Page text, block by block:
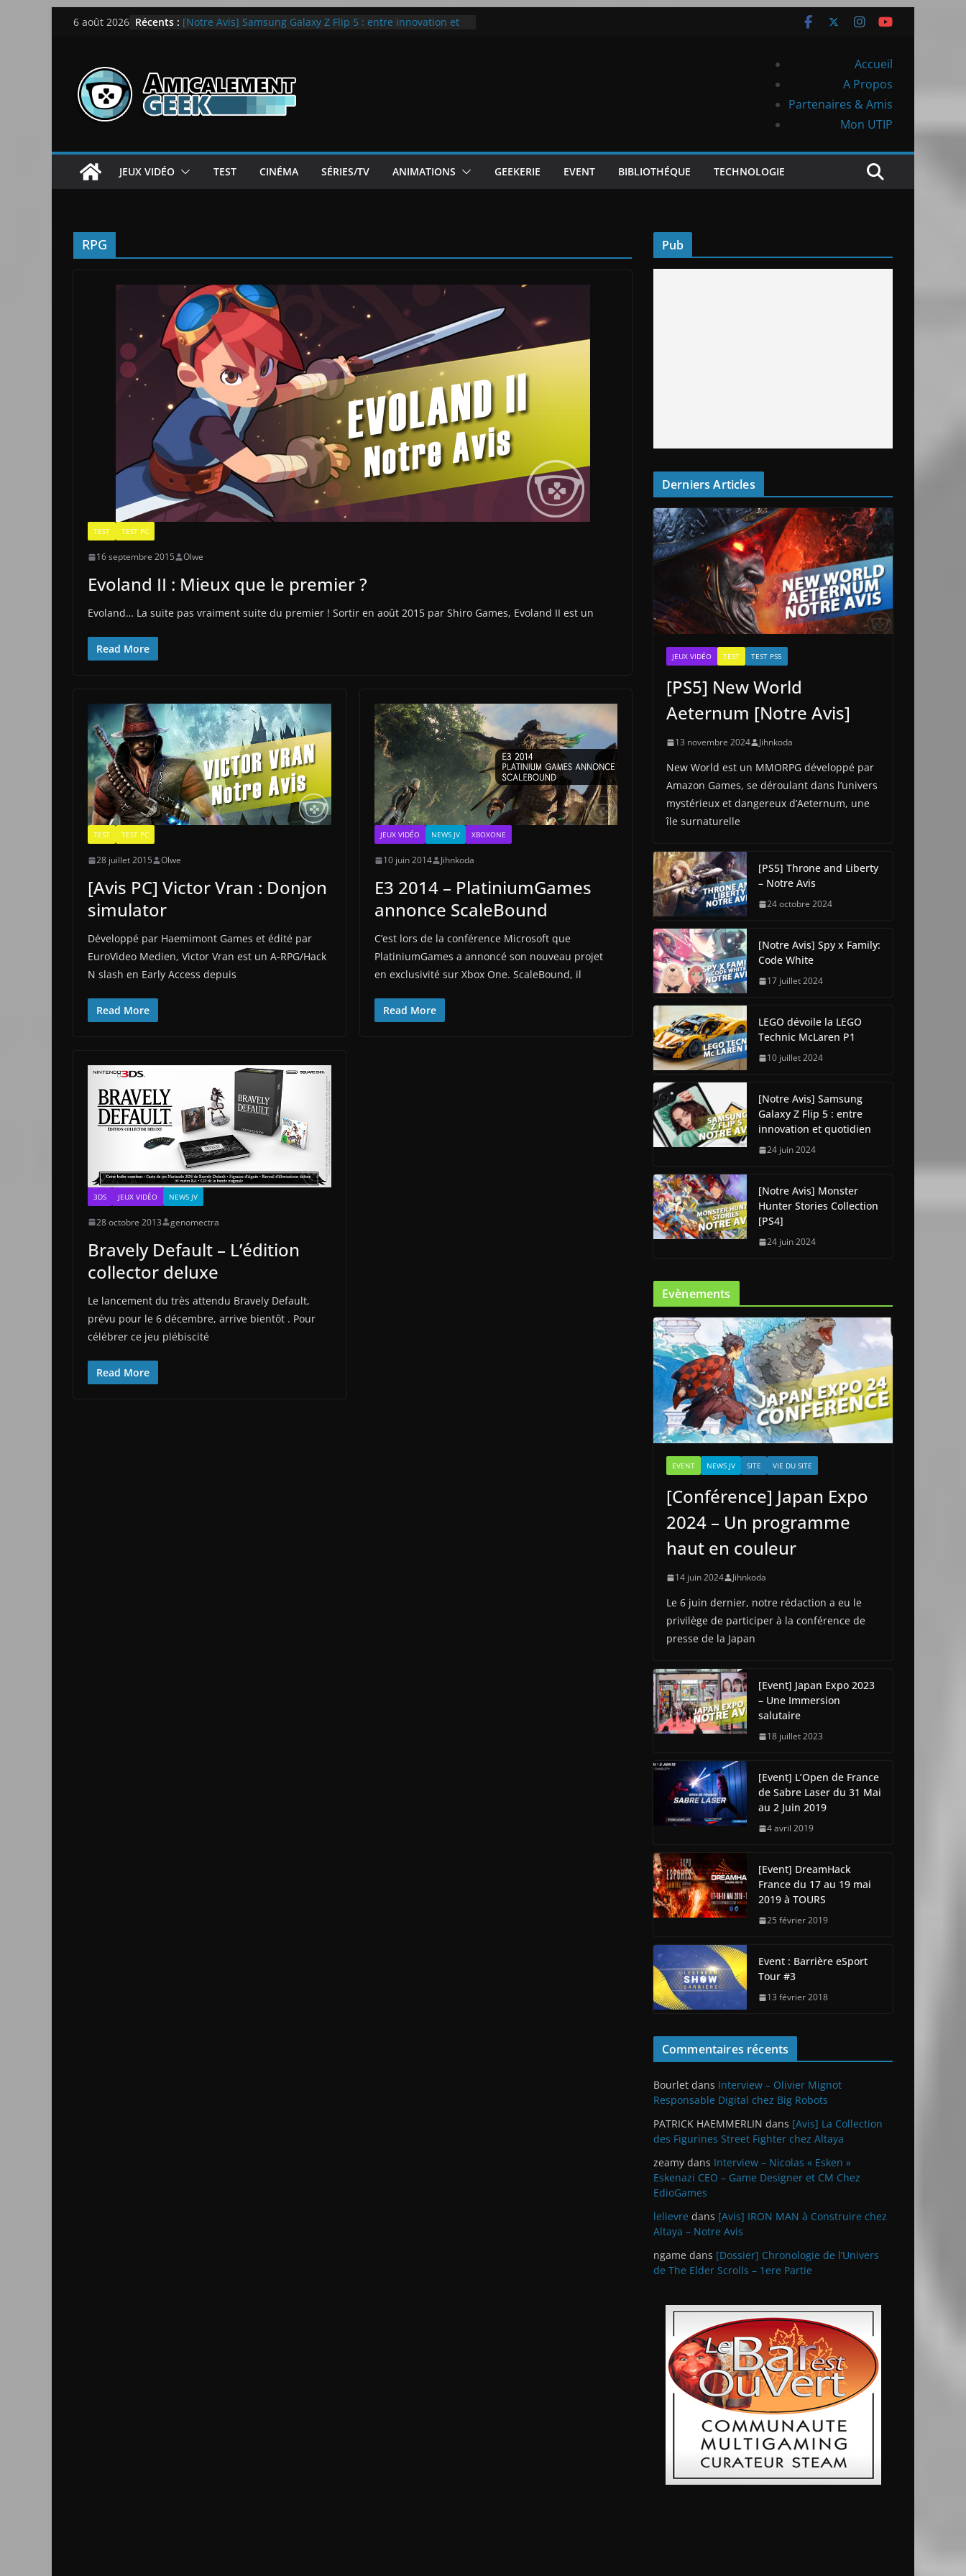
Passer6 août 2026 Récents : [Notre Avis] Samsung Galaxy Z Flip 5 : entre innovation et
[Notre Avis] Spy x Family: Code White
LEGO dévoile la LEGO Technic McLaren P1
Accueil
A Propos
Partenaires & Amis
Mon UTIP
JEUX VIDÉO TEST CINÉMA SÉRIES/TV ANIMATIONS GEEKERIE EVENT BIBLIOTHÉQUE TECHNOLOGIE
RPG
TEST TEST PC
16 septembre 2015 Olwe
Evoland II : Mieux que le premier ?
Evoland… La suite pas vraiment suite du premier ! Sortir en août 2015 par Shiro Games, Evoland II est un
Read More
TEST TEST PC
28 juillet 2015 Olwe
[Avis PC] Victor Vran : Donjon
simulator
Développé par Haemimont Games et édité par
EuroVideo Medien, Victor Vran est un A-RPG/Hack
N slash en Early Access depuis
Read More
JEUX VIDÉO NEWS JV XBOXONE
10 juin 2014 Jihnkoda
E3 2014 – PlatiniumGames
annonce ScaleBound
C’est lors de la conférence Microsoft que
PlatiniumGames a annoncé son nouveau projet
en exclusivité sur Xbox One. ScaleBound, il
Read More
3DS JEUX VIDÉO NEWS JV
28 octobre 2013 genomectra
Bravely Default – L’édition
collector deluxe
Le lancement du très attendu Bravely Default,
prévu pour le 6 décembre, arrive bientôt . Pour
célébrer ce jeu plébiscité
Read More
Pub
Derniers Articles
JEUX VIDÉO TEST TEST PS5
[PS5] New World
Aeternum [Notre Avis]
13 novembre 2024 Jihnkoda
New World est un MMORPG développé par
Amazon Games, se déroulant dans l’univers
mystérieux et dangereux d’Aeternum, une
île surnaturelle
[PS5] Throne and Liberty
– Notre Avis
24 octobre 2024
[Notre Avis] Spy x Family:
Code White
17 juillet 2024
LEGO dévoile la LEGO
Technic McLaren P1
10 juillet 2024
[Notre Avis] Samsung
Galaxy Z Flip 5 : entre
innovation et quotidien
24 juin 2024
[Notre Avis] Monster
Hunter Stories Collection
[PS4]
24 juin 2024
Evènements
EVENT NEWS JV SITE VIE DU SITE
[Conférence] Japan Expo
2024 – Un programme
haut en couleur
14 juin 2024 Jihnkoda
Le 6 juin dernier, notre rédaction a eu le
privilège de participer à la conférence de
presse de la Japan
[Event] Japan Expo 2023
– Une Immersion
salutaire
18 juillet 2023
[Event] L’Open de France
de Sabre Laser du 31 Mai
au 2 Juin 2019
4 avril 2019
[Event] DreamHack
France du 17 au 19 mai
2019 à TOURS
25 février 2019
Event : Barrière eSport
Tour #3
13 février 2018
Commentaires récents
Bourlet dans Interview – Olivier Mignot
Responsable Digital chez Big Robots
PATRICK HAEMMERLIN dans [Avis] La Collection
des Figurines Street Fighter chez Altaya
zeamy dans Interview – Nicolas « Esken »
Eskenazi CEO – Game Designer et CM Chez
EdioGames
lelievre dans [Avis] IRON MAN à Construire chez
Altaya – Notre Avis
ngame dans [Dossier] Chronologie de l’Univers
de The Elder Scrolls – 1ere Partie